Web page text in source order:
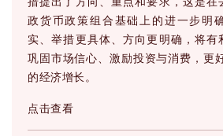
政货币政策组合基础上的进一步明
实、举措更具体、方向更明确，将有
巩固市场信心、激励投资与消费，更
的经济增长。
点击查看